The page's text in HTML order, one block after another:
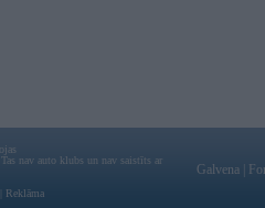
nav auto klubs un nav saistīts ar
Reklāma
Galvena